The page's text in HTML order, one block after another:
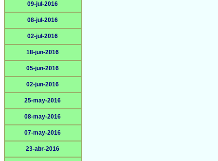
09-jul-2016
08-jul-2016
02-jul-2016
18-jun-2016
05-jun-2016
02-jun-2016
25-may-2016
08-may-2016
07-may-2016
23-abr-2016